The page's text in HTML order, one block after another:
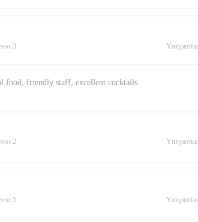
3 Υπηρεσία
food, friendly staff, excellent cocktails.
2 Υπηρεσία
5 Υπηρεσία